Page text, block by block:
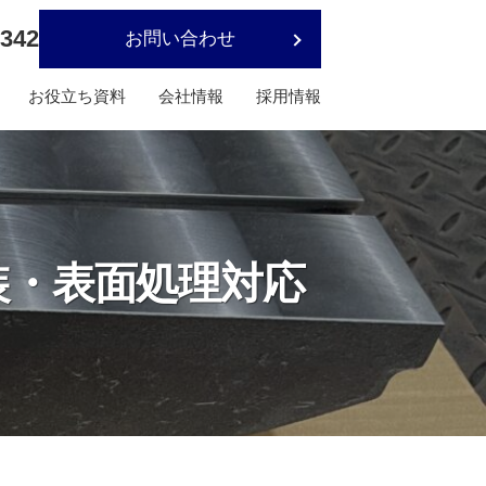
お問い合わせ
お役立ち資料 会社情報 採用情報
表面処理対応